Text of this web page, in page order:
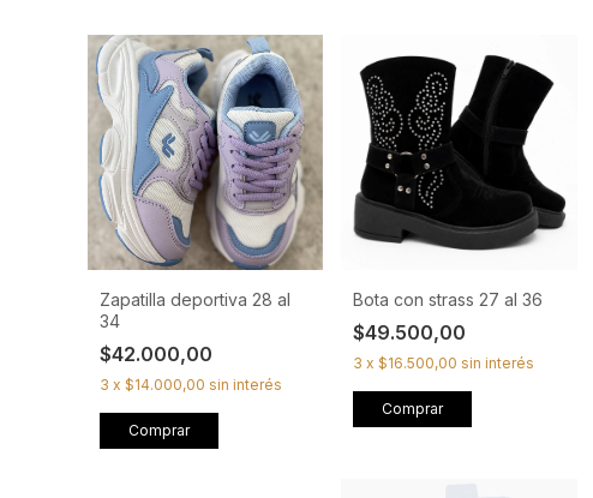
Zapatilla deportiva 28 al
34
$42.000,00
3 x $14.000,00 sin interés
Comprar
Bota con strass 27 al 36
$49.500,00
3 x$16.500,00 sin interés
Comprar